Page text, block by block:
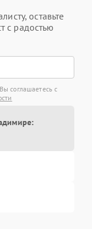
оставьте
с радостью
соглашаетесь с